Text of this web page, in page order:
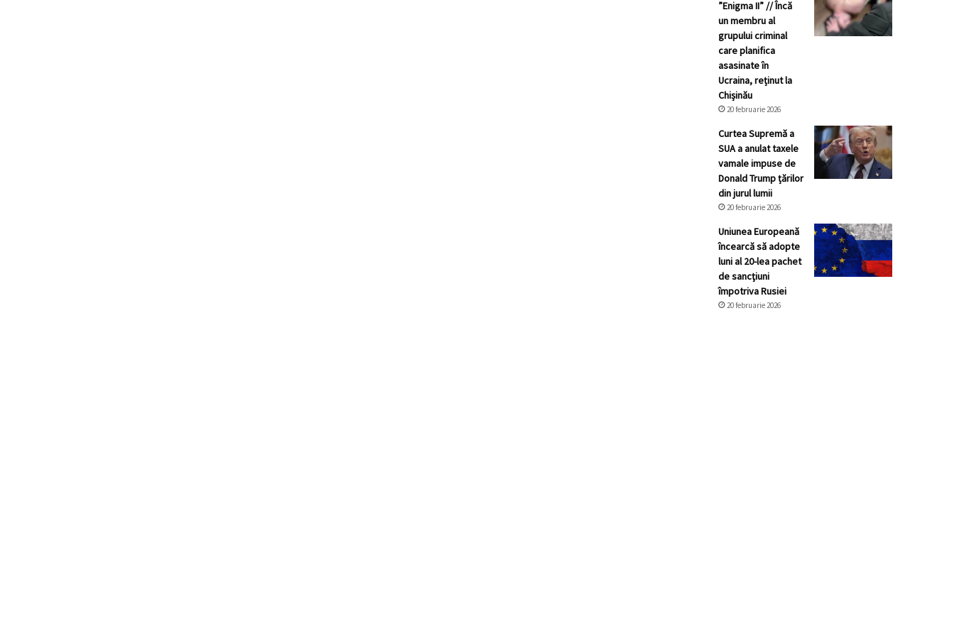
”Enigma II” // Încă
un membru al
grupului criminal
care planifica
asasinate în
Ucraina, reținut la
Chișinău
20 februarie 2026
Curtea Supremă a
SUA a anulat taxele
vamale impuse de
Donald Trump țărilor
din jurul lumii
20 februarie 2026
Uniunea Europeană
încearcă să adopte
luni al 20-lea pachet
de sancţiuni
împotriva Rusiei
20 februarie 2026